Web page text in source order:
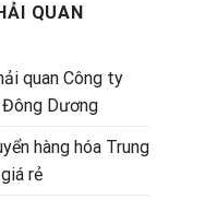
QUAN
quan Công ty
Dương
hàng hóa Trung
rẻ